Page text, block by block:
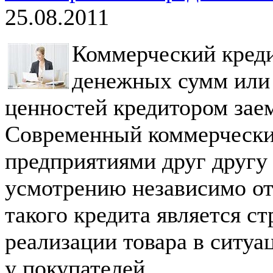
25.08.2011
Коммерческий
денежных сумм
ценностей кредитором
Современный
предприятиями друг
усмотрению независимо
такого кредита является
реализации товара в